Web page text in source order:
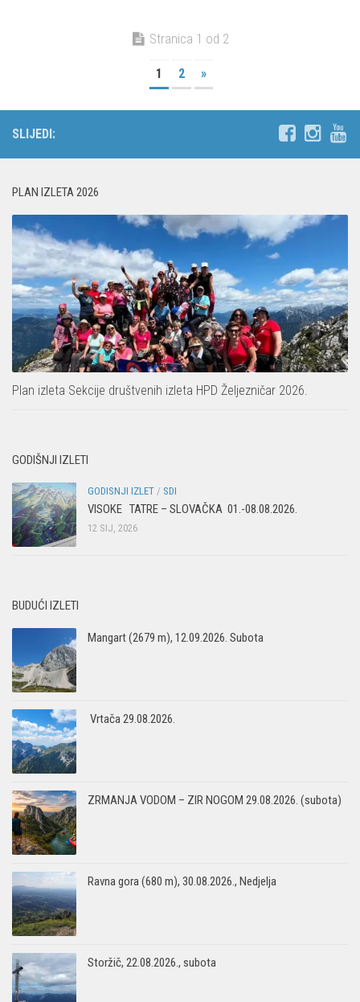
Stranica 1 od 2
1 2 »
SLIJEDI:
PLAN IZLETA 2026
Plan izleta Sekcije društvenih izleta HPD Željezničar 2026.
GODIŠNJI IZLETI
GODISNJI IZLET / SDI
VISOKE TATRE – SLOVAČKA 01.-08.08.2026.
12 SIJ, 2026
BUDUĆI IZLETI
Mangart (2679 m), 12.09.2026. Subota
Vrtača 29.08.2026.
ZRMANJA VODOM – ZIR NOGOM 29.08.2026. (subota)
Ravna gora (680 m), 30.08.2026., Nedjelja
Storžič, 22.08.2026., subota